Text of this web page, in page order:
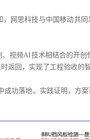
网思科技与中国移动共
视频AI技术相结合的开创
返回，实现了工程验收的智
成功落地。实践证明，方